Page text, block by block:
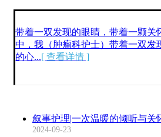
带着一双发现的眼睛，带着一颗关
中，我（肿瘤科护士）带着一双发
的心...[ 查看详情 ]
叙事护理|一次温暖的倾听与关
2024-09-23